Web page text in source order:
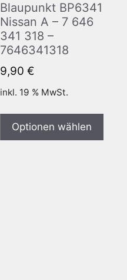
Blaupunkt BP6341
Nissan A – 7 646
341 318 –
7646341318
9,90 €
inkl. 19 % MwSt.
Optionen wählen